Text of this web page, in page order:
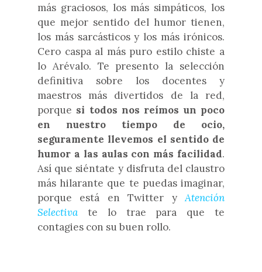
más graciosos, los más simpáticos, los
que mejor sentido del humor tienen,
los más sarcásticos y los más irónicos.
Cero caspa al más puro estilo chiste a
lo Arévalo. Te presento la selección
definitiva sobre los docentes y
maestros más divertidos de la red,
porque si todos nos reímos un poco
en nuestro tiempo de ocio,
seguramente llevemos el sentido de
humor a las aulas con más facilidad.
Así que siéntate y disfruta del claustro
más hilarante que te puedas imaginar,
porque está en Twitter yAtención
Selectiva te lo trae para que te
contagies con su buen rollo.